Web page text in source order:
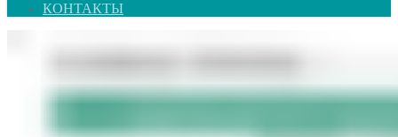
КОНТАКТЫ